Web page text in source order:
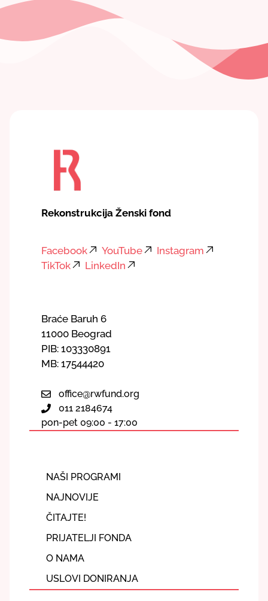
Rekonstrukcija Ženski fond
Facebook YouTube
Instagram
TikTok
LinkedIn
Braće Baruh 6
11000 Beograd
PIB: 103330891
MB: 17544420
office@rwfund.org
011 2184674
pon-pet 09:00 - 17:00
NAŠI PROGRAMI
NAJNOVIJE
ČITAJTE!
PRIJATELJI FONDA
O NAMA
USLOVI DONIRANJA